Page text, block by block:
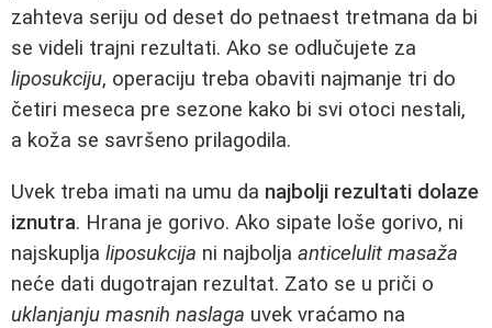
zahteva seriju od deset do petnaest tretmana da bi
se videli trajni rezultati. Ako se odlučujete za
liposukciju, operaciju treba obaviti najmanje tri do
četiri meseca pre sezone kako bi svi otoci nestali,
a koža se savršeno prilagodila.
Uvek treba imati na umu da najbolji rezultati dolaze
iznutra. Hrana je gorivo. Ako sipate loše gorivo, ni
najskuplja liposukcija ni najbolja anticelulit masaža
neće dati dugotrajan rezultat. Zato se u priči o
uklanjanju masnih naslaga uvek vraćamo na